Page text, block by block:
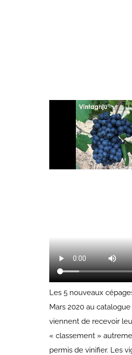
Les 5 nouveaux
Mars 2020 au
viennent de recevoir
« classement »
permis de vinifier. Les